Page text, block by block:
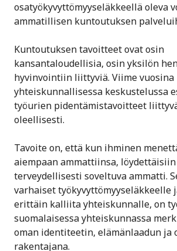
osatyökyvyttömyyseläkkeellä oleva
ammatillisen kuntoutuksen
Kuntoutuksen tavoitteet ovat osin
kansantaloudellisia, osin yksilön
hyvinvointiin liittyviä. Viime vuosina
yhteiskunnallisessa keskustelussa
työurien pidentämistavoitteet
oleellisesti.
Tavoite on, että kun ihminen
aiempaan ammattiinsa,
terveydellisesti soveltuva ammatti.
varhaiset työkyvyttömyyseläkkeelle
erittäin kalliita yhteiskunnalle, on
suomalaisessa yhteiskunnassa
oman identiteetin, elämänlaadun ja
rakentajana.